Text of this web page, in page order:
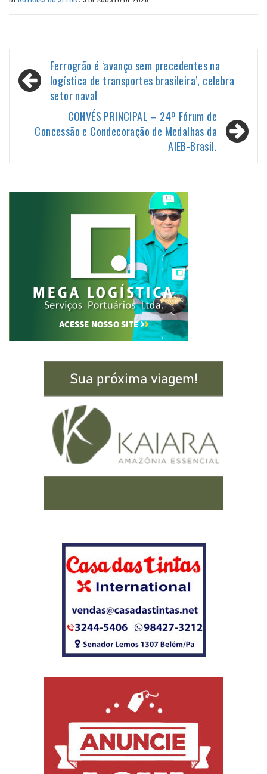
Navegação
de
Ferrogrão é ‘avanço sem precedentes na
logística de transportes brasileira’, celebra
setor naval
CONVÉS PRINCIPAL – 24º Fórum de
Concessão e Condecoração de Medalhas da
AIEB-Brasil.